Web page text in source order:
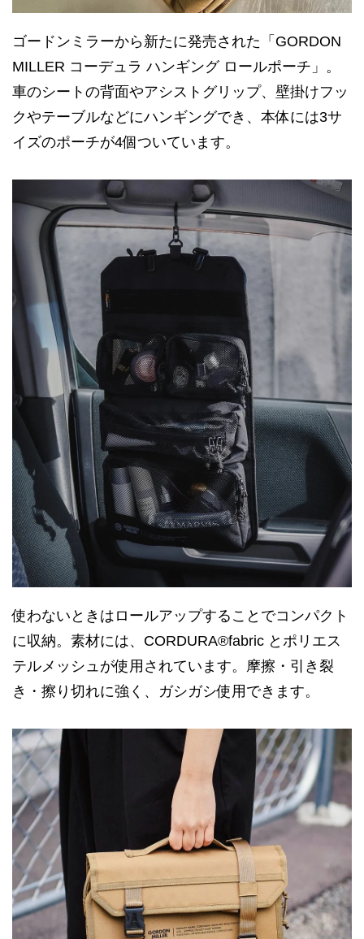
ゴードンミラーから新たに発売された「GORDON
MILLER コーデュラ ハンギング ロールポーチ」。
車のシートの背面やアシストグリップ、壁掛けフッ
クやテーブルなどにハンギングでき、本体には3サ
イズのポーチが4個ついています。
使わないときはロールアップすることでコンパクト
に収納。素材には、CORDURA®fabric とポリエス
テルメッシュが使用されています。摩擦・引き裂
き・擦り切れに強く、ガシガシ使用できます。